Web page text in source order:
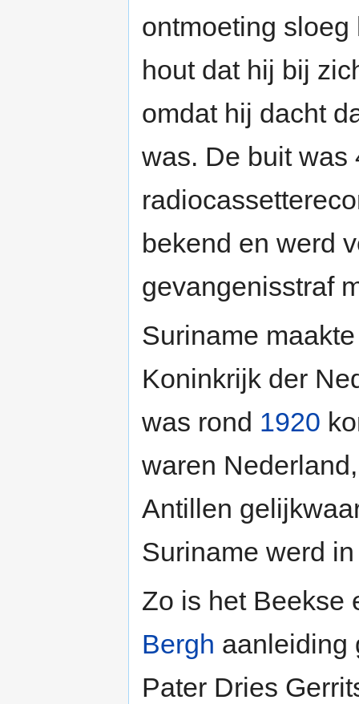
ontmoeting
hout dat hij bij
omdat hij dacht
was. De buit was
bekend en werd
gevangenisstraf
Suriname
Koninkrijk der
was rond 1920
waren
Antillen
Suriname werd
Zo is het Beekse
Bergh aanleiding
Pater Dries